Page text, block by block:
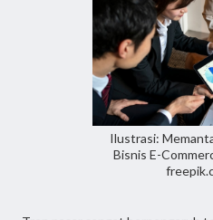
Ilustrasi:
Bisnis E-